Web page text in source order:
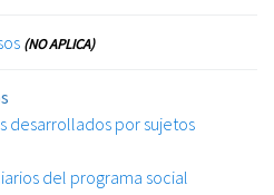
(NO APLICA)
desarrollados por sujetos
del programa social